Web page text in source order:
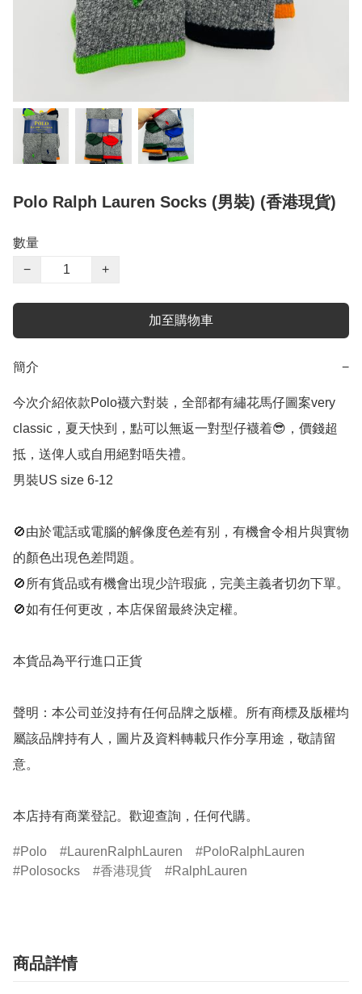
Polo Ralph Lauren Socks (男裝) (香港現貨)
數量
−
+
加至購物車
簡介 −
今次介紹依款Polo襪六對裝，全部都有繡花馬仔圖案very
classic，夏天快到，點可以無返一對型仔襪着😎，價錢超
抵，送俾人或自用絕對唔失禮。
男裝US size 6-12
🚫由於電話或電腦的解像度色差有别，有機會令相片與實物
的顏色出現色差問題。
🚫所有貨品或有機會出現少許瑕疵，完美主義者切勿下單。
🚫如有任何更改，本店保留最終決定權。
本貨品為平行進口正貨
聲明：本公司並沒持有任何品牌之版權。所有商標及版權均
屬該品牌持有人，圖片及資料轉載只作分享用途，敬請留
意。
Polo LaurenRalphLauren
PoloRalphLauren
Polosocks
香港現貨 RalphLauren
商品詳情